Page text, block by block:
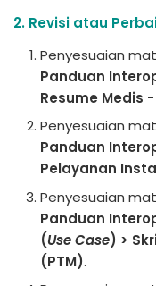
2. Revisi atau
Penyesuaian
Panduan
Resume Medis
Penyesuaian
Panduan
Pelayanan
Penyesuaian
Panduan
(Use Case) >
(PTM).